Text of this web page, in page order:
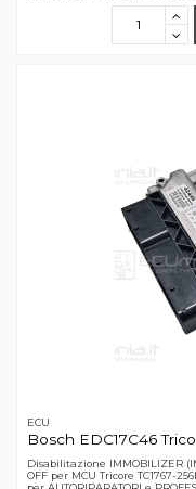
ECU
Bosch EDC17C46
Disabilitazione IMMOBILIZER
OFF per MCU Tricore TC1767-